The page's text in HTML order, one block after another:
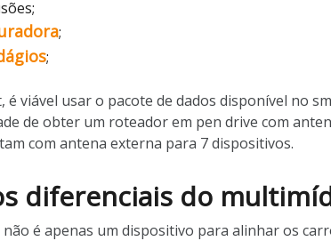
;
;
é viável usar o pacote de dados disponível no
de obter um roteador em pen drive com
com antena externa para 7 dispositivos.
diferenciais do
não é apenas um dispositivo para alinhar os